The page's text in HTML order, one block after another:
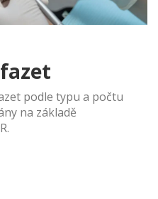
podle typu a počtu
na základě